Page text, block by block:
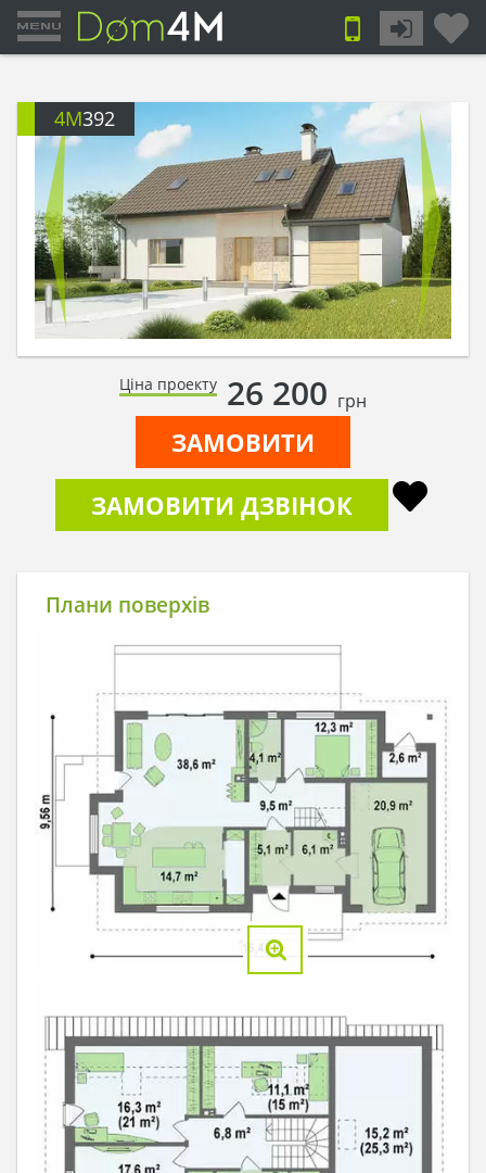
4M392
Ціна проекту 26 200 грн
ЗАМОВИТИ
ЗАМОВИТИ ДЗВІНОК
Плани поверхів